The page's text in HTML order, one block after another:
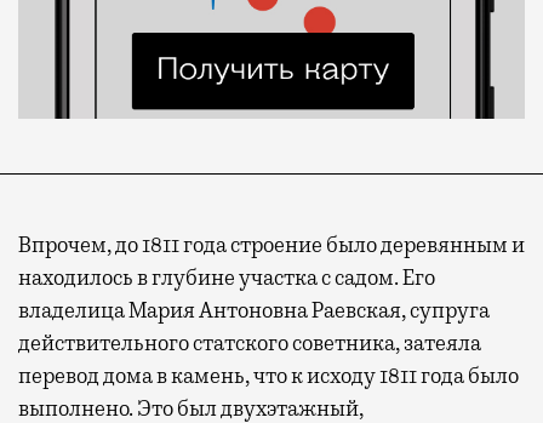
Впрочем, до 1811 года строение было деревянным и
находилось в глубине участка с садом. Его
владелица Мария Антоновна Раевская, супруга
действительного статского советника, затеяла
перевод дома в камень, что к исходу 1811 года было
выполнено. Это был двухэтажный,